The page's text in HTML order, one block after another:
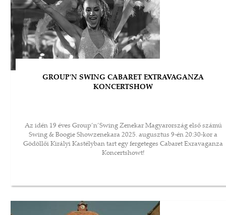
GROUP'N SWING CABARET EXTRAVAGANZA
KONCERTSHOW
Az idén 19 éves Group’n’Swing Zenekar Magyarország első számú
Swing & Boogie Showzenekara 2025. augusztus 9-én 20:30-kor a
Gödöllői Királyi Kastélyban tart egy fergeteges Cabaret Exravaganza
Koncertshowt!